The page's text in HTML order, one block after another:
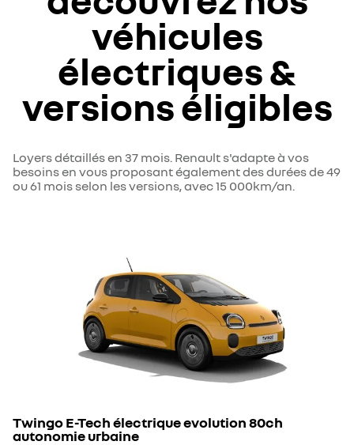
véhicules
électriques &
versions éligibles
Loyers détaillés en 37 mois. Renault s'adapte à vos
besoins en vous proposant également des durées de 49
ou 61 mois selon les versions, avec 15 000km/an.
Twingo E-Tech électrique evolution 80ch
autonomie urbaine​